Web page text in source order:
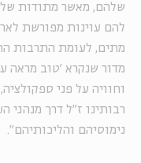
שלהם, מאשר מתודות של
להם עוינות מפורשת
מתים, לעומת התרבות
מדור שנקרא 'טוב מראה
וחוויה על פני
רבותינו ז״ל דרך מנהגי
נימוסיהם והליכותיהם״.